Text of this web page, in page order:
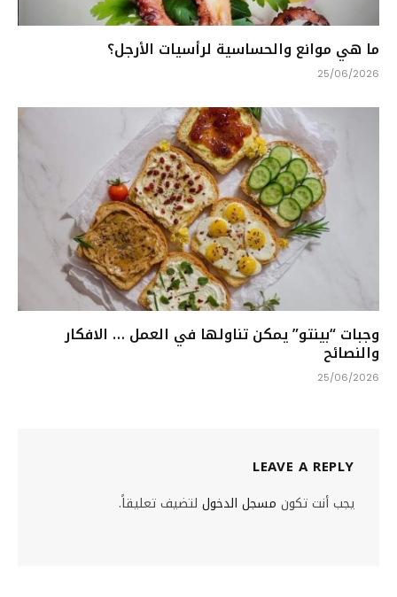
ما هي موانع والحساسية لرأسيات الأرجل؟
25/06/2026
وجبات “بينتو” يمكن تناولها في العمل … الافكار
والنصائح
25/06/2026
LEAVE A REPLY
يجب أنت تكون مسجل الدخول لتضيف تعليقاً.